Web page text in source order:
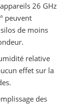
26 GHz
peuvent
de moins
relative
effet sur la
des